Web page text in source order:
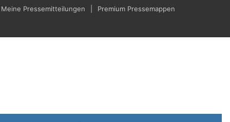
Meine Pressemitteilungen Premium Pressemappen